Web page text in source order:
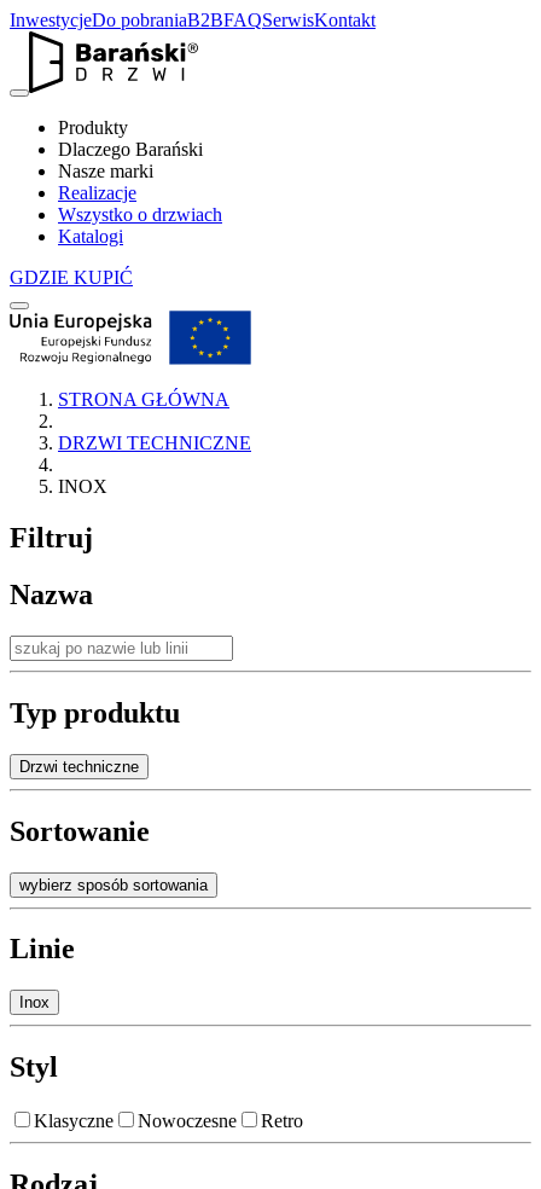
InwestycjeDo pobraniaB2BFAQSerwisKontakt
Produkty
Dlaczego Barański
Nasze marki
Realizacje
Wszystko o drzwiach
Katalogi
GDZIE KUPIĆ
STRONA GŁÓWNA
DRZWI TECHNICZNE
INOX
Filtruj
Nazwa
Typ produktu
Drzwi techniczne
Sortowanie
wybierz sposób sortowania
Linie
Inox
Styl
Klasyczne Nowoczesne Retro